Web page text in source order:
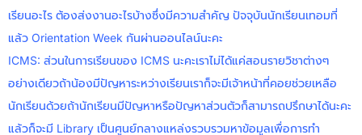
เรียนอะไร ต้องส่งงานอะไรบ้างซึ่งมีความสำคัญ ปัจจุบันนักเรียนเทอมที่
แล้ว Orientation Week กันผ่านออนไลน์นะคะ
ICMS: ส่วนในการเรียนของ ICMS นะคะเราไม่ได้แค่สอนรายวิชาต่างๆ
อย่างเดียวถ้าน้องมีปัญหาระหว่างเรียนเราก็จะมีเจ้าหน้าที่คอยช่วยเหลือ
นักเรียนด้วยถ้านักเรียนมีปัญหาหรือปัญหาส่วนตัวก็สามารถปรึกษาได้นะคะ
แล้วก็จะมี Library เป็นศูนย์กลางแหล่งรวบรวมหาข้อมูลเพื่อการทำ